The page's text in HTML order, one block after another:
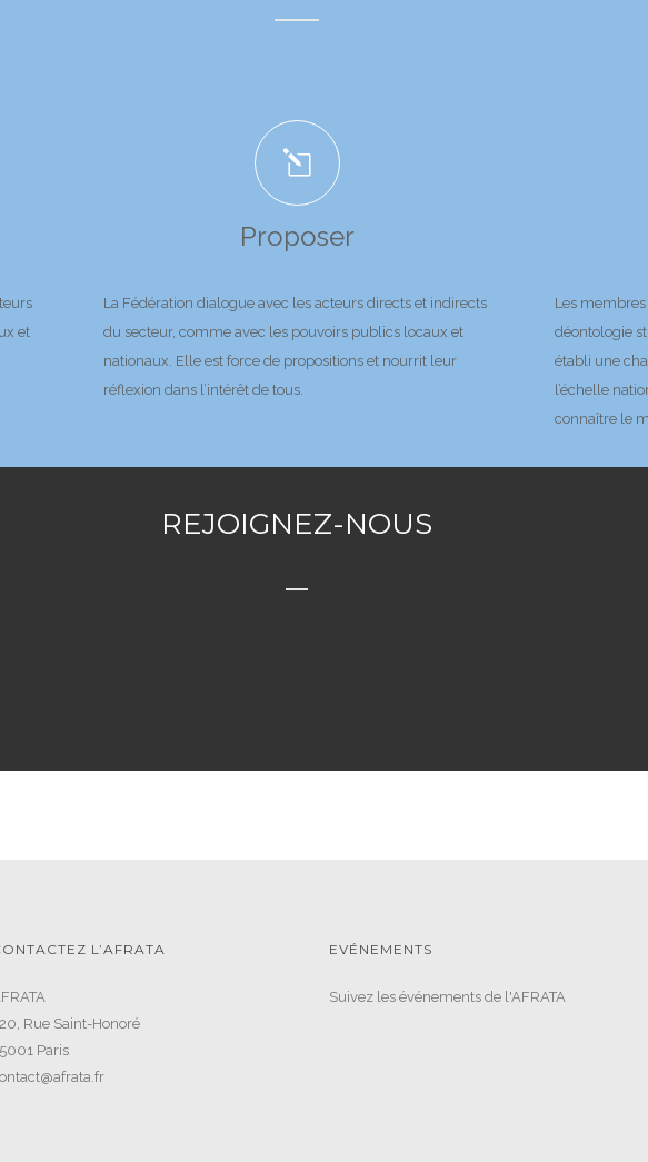
et
Proposer
La Fédération dialogue avec les acteurs directs et indirects
du secteur, comme avec les pouvoirs publics locaux et
nationaux. Elle est force de propositions et nourrit leur
réflexion dans l’intérêt de tous.
Les membres
déontologie
établi une
l’échelle
connaître le
REJOIGNEZ-NOUS
L’AFRATA
Rue Saint-Honoré
Paris
EVÉNEMENTS
Suivez les événements de l'AFRATA